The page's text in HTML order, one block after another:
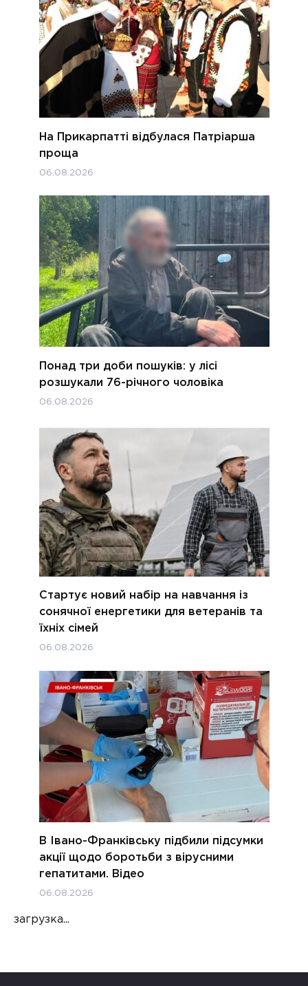
На Прикарпатті відбулася Патріарша
проща
06.08.2026
Понад три доби пошуків: у лісі
розшукали 76-річного чоловіка
06.08.2026
Стартує новий набір на навчання із
сонячної енергетики для ветеранів та
їхніх сімей
06.08.2026
В Івано-Франківську підбили підсумки
акції щодо боротьби з вірусними
гепатитами. Відео
06.08.2026
загрузка...